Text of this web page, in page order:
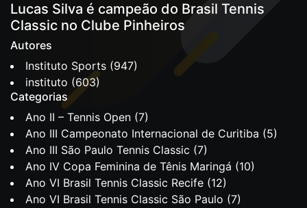
Lucas Silva é campeão do Brasil Tennis
Classic no Clube Pinheiros
Autores
Instituto Sports (947)
instituto (603)
Categorias
Ano II – Tennis Open (7)
Ano III Campeonato Internacional de Curitiba (5)
Ano III São Paulo Tennis Classic (7)
Ano IV Copa Feminina de Tênis Maringá (10)
Ano VI Brasil Tennis Classic Recife (12)
Ano VI Brasil Tennis Classic São Paulo (7)